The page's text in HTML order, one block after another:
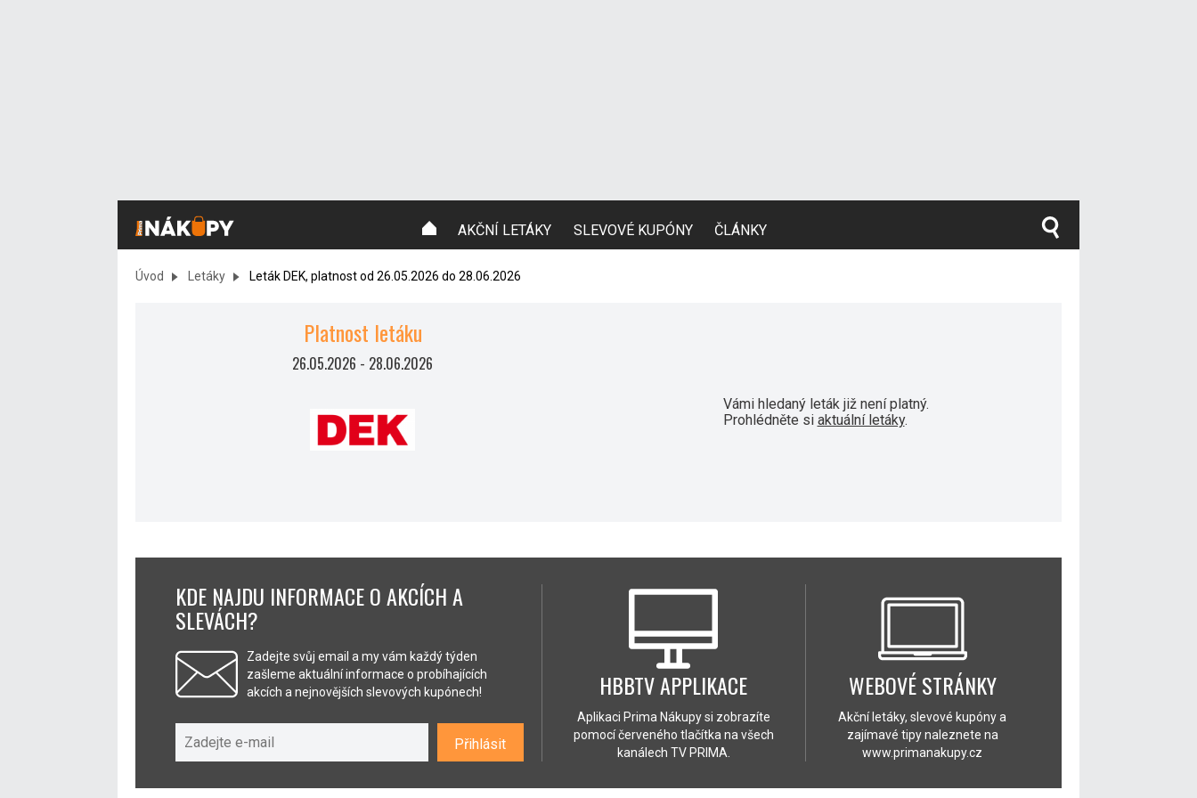
AKČNÍ LETÁKY SLEVOVÉ KUPÓNY ČLÁNKY
Úvod Letáky Leták DEK, platnost od 26.05.2026 do 28.06.2026
Platnost letáku
26.05.2026 - 28.06.2026
Vámi hledaný leták již není platný.
Prohlédněte si aktuální letáky.
KDE NAJDU INFORMACE O AKCÍCH A
SLEVÁCH?
Zadejte svůj email a my vám každý týden
zašleme aktuální informace o probíhajících
akcích a nejnovějších slevových kupónech!
Přihlásit
HBBTV APPLIKACE
Aplikaci Prima Nákupy si zobrazíte
pomocí červeného tlačítka na všech
kanálech TV PRIMA.
WEBOVÉ STRÁNKY
Akční letáky, slevové kupóny a
zajímavé tipy naleznete na
www.primanakupy.cz